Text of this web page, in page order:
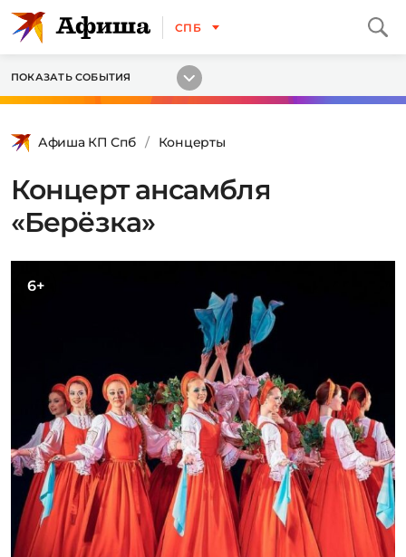
СПБ
ПОКАЗАТЬ СОБЫТИЯ
Афиша КП Спб Концерты
Концерт ансамбля
«Берёзка»
6+